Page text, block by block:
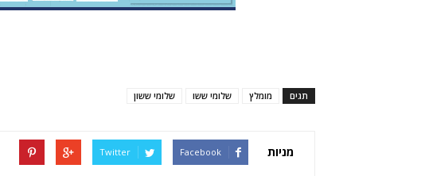
תגים מומלץ שלומי ששו שלומי ששון
מניות Facebook
Twitter